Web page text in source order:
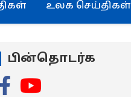
உலக செய்திகள்
பின்தொடர்க